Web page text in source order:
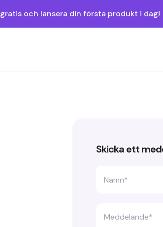
gratis och lansera din första produkt i dag!
Skicka ett